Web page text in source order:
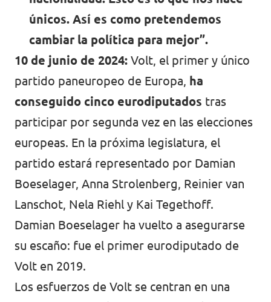
Volt Polonia
Volt Portugal
Volt Reino Unido
Volt Rumanía
Volt Suecia
Volt Suiza
únicos. Así es como pretendemos
cambiar la política para mejor”.
10 de junio de 2024: Volt, el primer y único
partido paneuropeo de Europa, ha
conseguido cinco eurodiputados tras
participar por segunda vez en las elecciones
europeas. En la próxima legislatura, el
partido estará representado por Damian
Boeselager, Anna Strolenberg, Reinier van
Lanschot, Nela Riehl y Kai Tegethoff.
Damian Boeselager ha vuelto a asegurarse
su escaño: fue el primer eurodiputado de
Volt en 2019.
Los esfuerzos de Volt se centran en una